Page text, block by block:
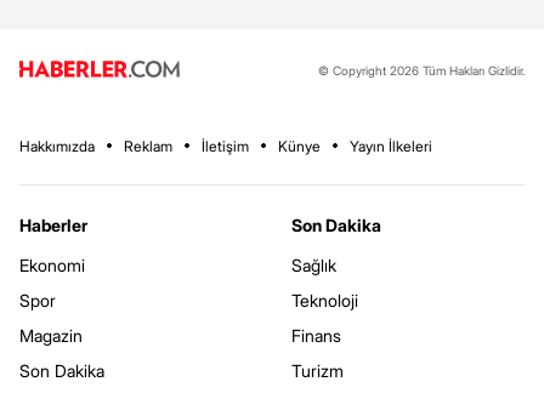
© Copyright 2026 Tüm Hakları Gizlidir.
Hakkımızda Reklam İletişim Künye Yayın İlkeleri
Haberler
Ekonomi
Spor
Magazin
Son Dakika
Son Dakika
Sağlık
Teknoloji
Finans
Turizm